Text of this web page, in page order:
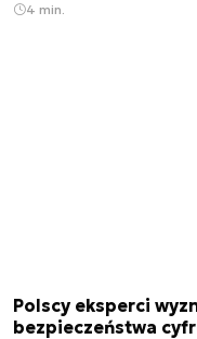
4 min.
Polscy eksperci
bezpieczeństwa